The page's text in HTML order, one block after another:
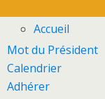
Accueil
Mot du Président
Calendrier
Adhérer